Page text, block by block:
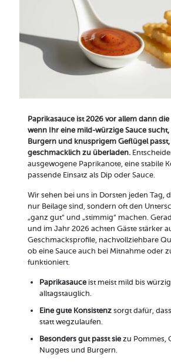
Paprikasauce ist 2026 vor allem dann
wenn Ihr eine mild-würzige Sauce sucht,
Burgern und knusprigem Geflügel
geschmacklich zu überladen.
ausgewogene Paprikanote, eine stabile
passende Einsatz als Dip oder Sauce.
Wir sehen bei uns in Dorsten jeden Tag,
nur Beilage sind, sondern oft den
„ganz gut“ und „stimmig“ machen.
und im Jahr 2026 achten Gäste stärker
Geschmacksprofile, nachvollziehbare
ob eine Sauce auch bei Mitnahme oder
funktioniert.
Paprikasauceist meist mild bis
alltagstauglich.
Eine gute Konsistenzsorgt dafür,
statt wegzulaufen.
Besonders gut passt siezu Pommes,
Nuggets und Burgern.